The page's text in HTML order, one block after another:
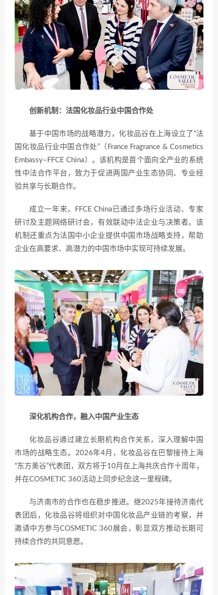
创新机制：法国化妆品行业中国合作处
基于中国市场的战略潜力，化妆品谷在上海设立了“法
国化妆品行业中国合作处”（France Fragrance & Cosmetics
Embassy–FFCE China）。该机构是首个面向全产业的系统
性中法合作平台，致力于促进两国产业生态协同、专业经
验共享与长期合作。
成立一年来，FFCE China已通过多场行业活动、专家
研讨及主题网络研讨会，有效联动中法企业与决策者。该
机制还重点为法国中小企业提供中国市场战略支持，帮助
企业在高要求、高潜力的中国市场中实现可持续发展。
深化机构合作，融入中国产业生态
化妆品谷通过建立长期机构合作关系，深入理解中国
市场的战略生态。2026年4月，化妆品谷在巴黎接待上海
“东方美谷”代表团，双方将于10月在上海共庆合作十周年，
并在COSMETIC 360活动上同步纪念这一里程碑。
与济南市的合作也在稳步推进。继2025年接待济南代
表团后，化妆品谷将组织对中国化妆品产业链的考察，并
邀请中方参与COSMETIC 360展会，彰显双方推动长期可
持续合作的共同意愿。